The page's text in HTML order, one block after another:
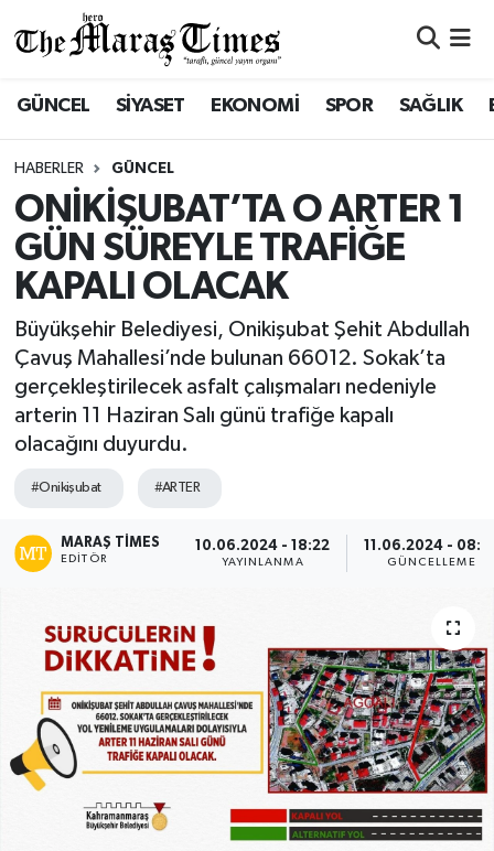
GÜNCEL SİYASET EKONOMİ SPOR SAĞLIK
HABERLER GÜNCEL
ONİKİŞUBAT’TA O ARTER 1
GÜN SÜREYLE TRAFİĞE
KAPALI OLACAK
Büyükşehir Belediyesi, Onikişubat Şehit Abdullah
Çavuş Mahallesi’nde bulunan 66012. Sokak’ta
gerçekleştirilecek asfalt çalışmaları nedeniyle
arterin 11 Haziran Salı günü trafiğe kapalı
olacağını duyurdu.
#Onikişubat #ARTER
MARAŞ TIMES
EDITÖR
10.06.2024 - 18:22
YAYINLANMA
11.06.2024 -
GÜNCELLEME
BÜYÜKŞEHİR
DULKADİROĞLU
İŞ DÜNYASI
SİVİL TOPLUM
SOSYAL YAŞAM
BÜYÜKŞEHİR
DULKADİROĞLU
EĞİTİM
GÜNCEL
İLÇE HABERLERİ
KÜLTÜR&SANAT
SAĞLIK
SİVİL TOPLUM
SİYASET
SOSYAL YAŞAM
Hava Durumu
Namaz Vakitleri
Trafik Durumu
Tüm Manşetler
Son Dakika Haberleri